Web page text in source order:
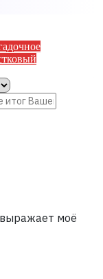
моё